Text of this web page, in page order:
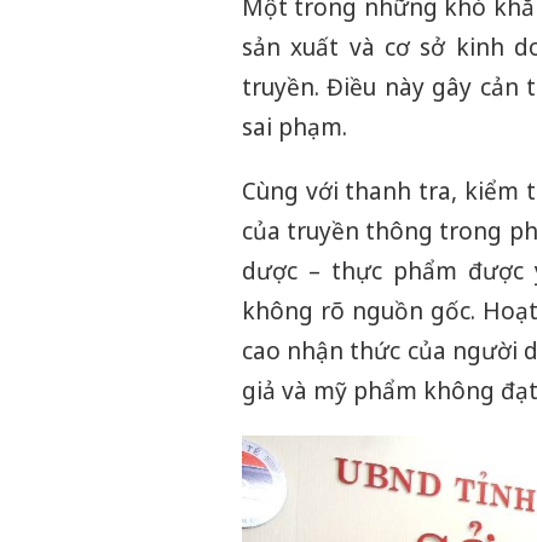
Một trong những khó
sản xuất và cơ sở kinh
truyền. Điều này gây
sai phạm.
Cùng với thanh tra, kiểm
của truyền thông trong
dược – thực phẩm được
không rõ nguồn gốc.
cao nhận thức của người
giả và mỹ phẩm không